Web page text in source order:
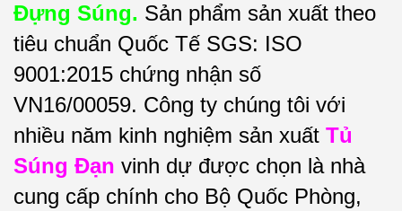
Đựng Súng. Sản phẩm sản xuất theo
tiêu chuẩn Quốc Tế SGS: ISO
9001:2015 chứng nhận số
VN16/00059. Công ty chúng tôi với
nhiều năm kinh nghiệm sản xuất Tủ
Súng Đạn vinh dự được chọn là nhà
cung cấp chính cho Bộ Quốc Phòng,